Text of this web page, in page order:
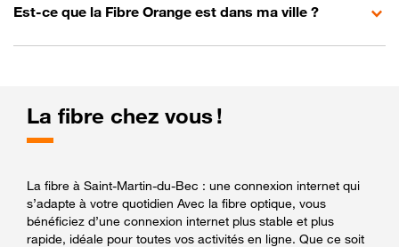
Est-ce que la Fibre Orange est dans ma ville ?
La fibre chez vous !
La fibre à Saint-Martin-du-Bec : une connexion internet qui
s’adapte à votre quotidien Avec la fibre optique, vous
bénéficiez d’une connexion internet plus stable et plus
rapide, idéale pour toutes vos activités en ligne. Que ce soit